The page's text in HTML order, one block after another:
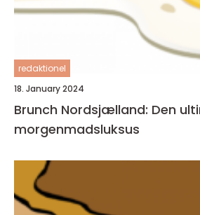
redaktionel
18. January 2024
Brunch Nordsjælland: Den
morgenmadsluksus